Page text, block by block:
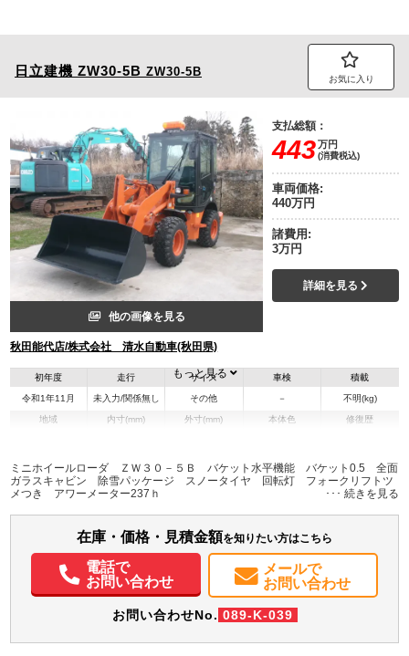
日立建機 ZW30-5B ZW30-5B
お気に入り
他の画像を見る
秋田能代店/株式会社 清水自動車(秋田県)
支払総額：
443万円
(消費税込)
車両価格:
440万円
諸費用:
3万円
詳細を見る
初年度
令和1年11月
走行
未入力/関係無し
サイズ
その他
車検
－
積載
不明(kg)
地域 内寸(mm) 外寸(mm) 本体色 修復歴
もっと見る
ミニホイールローダ ＺＷ３０－５Ｂ バケット水平機能 バケット0.5 全面
ガラスキャビン 除雪パッケージ スノータイヤ 回転灯 フォークリフトツ
メつき アワーメーター237ｈ
在庫・価格・見積金額を知りたい方はこちら
電話で
お問い合わせ
メールで
お問い合わせ
お問い合わせNo. 089-K-039